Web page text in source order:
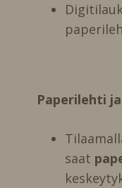
Paperilehti
saat